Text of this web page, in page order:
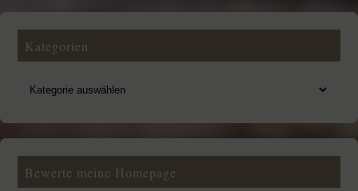
Kategorien
Bewerte meine Homepage